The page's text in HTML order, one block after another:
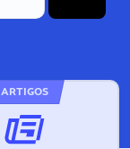
ARTIGOS